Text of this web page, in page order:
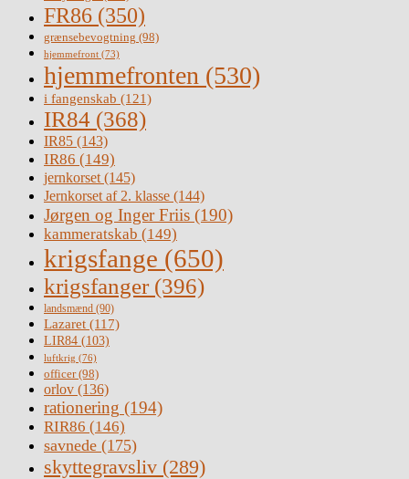
FR86 (350)
grænsebevogtning (98)
hjemmefront (73)
hjemmefronten (530)
i fangenskab (121)
IR84 (368)
IR85 (143)
IR86 (149)
jernkorset(145)
Jernkorset af 2. klasse (144)
Jørgen og Inger Friis (190)
kammeratskab (149)
krigsfange (650)
krigsfanger (396)
landsmænd (90)
Lazaret (117)
LIR84 (103)
luftkrig (76)
officer(98)
orlov (136)
rationering (194)
RIR86 (146)
savnede (175)
skyttegravsliv (289)